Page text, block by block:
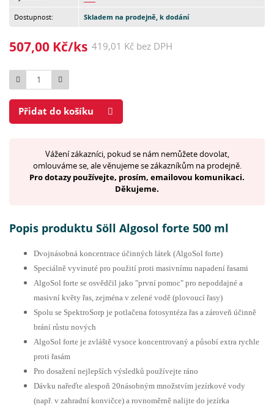
Dostupnost: Skladem na prodejně, k dodání
507,00 Kč/ks 419,01 Kč bez DPH
Počet
Přidat do košíku
Vážení zákazníci, pokud se nám nemůžete dovolat,
omlouváme se, ale věnujeme se zákazníkům na prodejně.
Pro dotazy používejte, prosím, emailovou komunikaci.
Děkujeme.
Popis produktu Söll Algosol forte 500 ml
Dvojnásobná koncentrace účinných látek (AlgoSol forte)
Speciálně vyvinuté pro použití proti masivnímu napadení řasami
AlgoSol forte se osvědčil jako "první pomoc" pro nepoddajné a
masivní květy řas, zejména v zelené vodě (plovoucí řasy)
Spolu se SpektroSorp je potlačena fotosyntéza řas a zároveň účinně
brání růstu nových
AlgoSol forte je zvláště vysoce koncentrovaný a působí extra rychle
proti řasám
Pro dosažení nejlepších výsledků používejte ráno
Dávku nařeďte alespoň 20násobným množstvím jezírkové vody
(např. v zahradní konvičce) a rovnoměrně nalijte do jezírka